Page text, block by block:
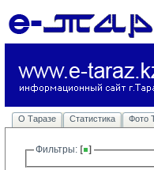
О Таразе Статистика Фото
Фильтры: